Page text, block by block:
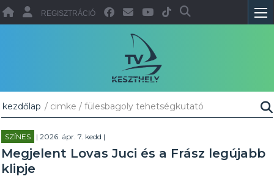
REGISZTRÁCIÓ
kezdőlap / cimke / fülesbagoly tehetségkutató
SZÍNES | 2026. ápr. 7. kedd |
Megjelent Lovas Juci és a Frász legújabb
klipje